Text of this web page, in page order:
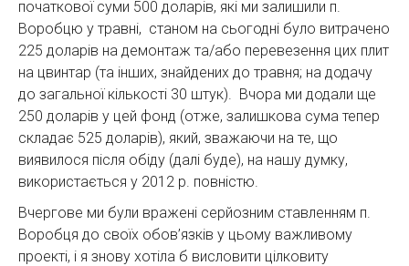
початкової суми 500 доларів, які ми залишили п.
Воробцю у травні, станом на сьогодні було витрачено
225 доларів на демонтаж та/або перевезення цих плит
на цвинтар (та інших, знайдених до травня; на додачу
до загальної кількості 30 штук). Вчора ми додали ще
250 доларів у цей фонд (отже, залишкова сума тепер
складає 525 доларів), який, зважаючи на те, що
виявилося після обіду (далі буде), на нашу думку,
використається у 2012 р. повністю.
Вчергове ми були вражені серйозним ставленням п.
Воробця до своїх обов’язків у цьому важливому
проекті, і я знову хотіла б висловити цілковиту